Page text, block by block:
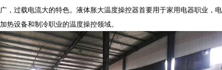
广，过载电流大的特色。液体胀大温度操控器首要用于家用电器职业，电
加热设备和制冷职业的温度操控领域。